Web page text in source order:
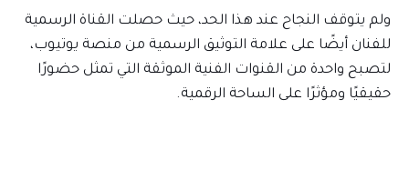
ولم يتوقف النجاح عند هذا الحد، حيث حصلت القناة الرسمية
للفنان أيضًا على علامة التوثيق الرسمية من منصة يوتيوب،
لتصبح واحدة من القنوات الفنية الموثقة التي تمثل حضورًا
حقيقيًا ومؤثرًا على الساحة الرقمية.